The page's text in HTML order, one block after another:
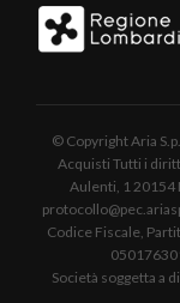
© Copyright Aria
Acquisti Tutti i
Aulenti, 1
Codice Fiscale,
Società soggetta a